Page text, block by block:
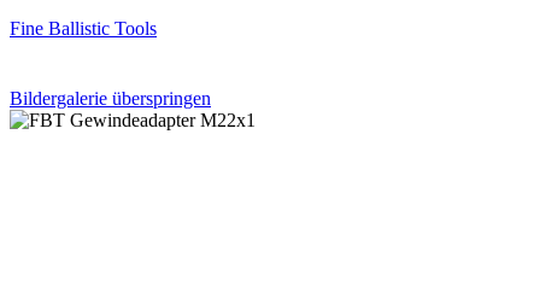
Fine Ballistic Tools
Bildergalerie überspringen